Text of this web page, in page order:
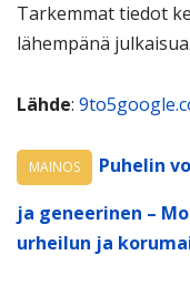
Tarkemmat tiedot
lähempänä julkaisua.
Lähde:
MAINOS
Puhelin
ja geneerinen –
urheilun ja